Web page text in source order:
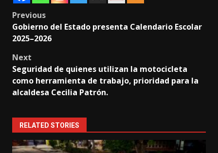
Post
navigation
Previous
Gobierno del Estado presenta Calendario Escolar
2025–2026
Next
Seguridad de quienes utilizan la motocicleta
como herramienta de trabajo, prioridad para la
alcaldesa Cecilia Patrón.
RELATED STORIES